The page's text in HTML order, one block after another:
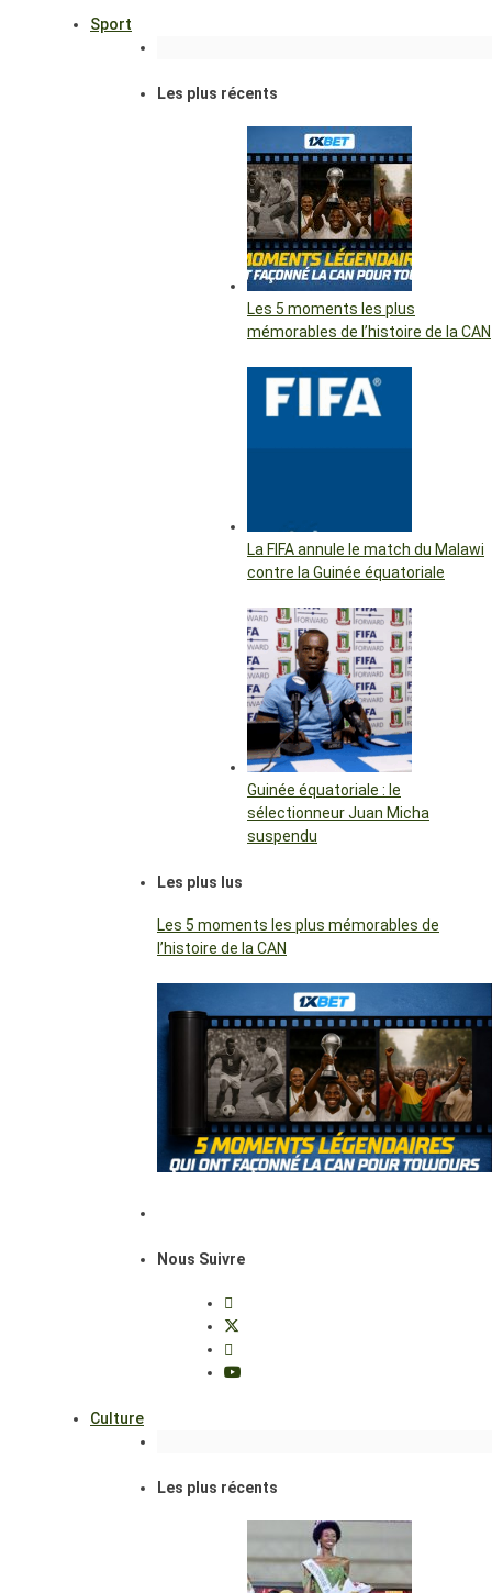
Sport
Les plus récents
Les 5 moments les plus
mémorables de l’histoire de la CAN
La FIFA annule le match du Malawi
contre la Guinée équatoriale
Guinée équatoriale : le
sélectionneur Juan Micha
suspendu
Les plus lus
Les 5 moments les plus mémorables de
l’histoire de la CAN
Nous Suivre
Culture
Les plus récents